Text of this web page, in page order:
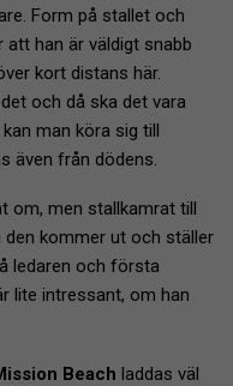
Form på stallet och
han är väldigt snabb
kort distans här.
och då ska det vara
man köra sig till
även från dödens.
om, men stallkamrat till
kommer ut och ställer
ledaren och första
lite intressant, om han
Beach laddas väl